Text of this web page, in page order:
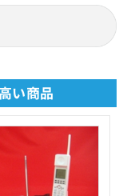
い商品